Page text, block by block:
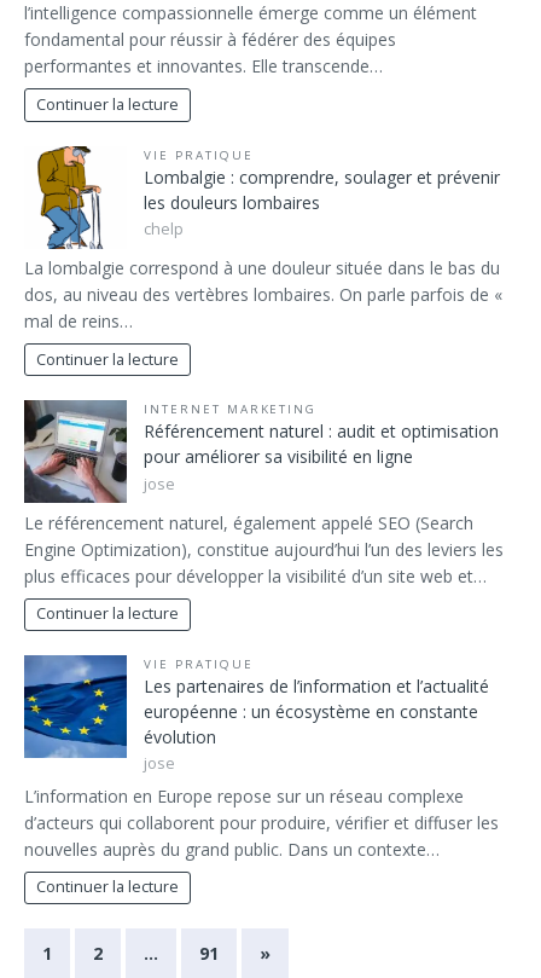
l’intelligence compassionnelle émerge comme un élément
fondamental pour réussir à fédérer des équipes
performantes et innovantes. Elle transcende…
Continuer la lecture
VIE PRATIQUE
Lombalgie : comprendre, soulager et prévenir
les douleurs lombaires
chelp
La lombalgie correspond à une douleur située dans le bas du
dos, au niveau des vertèbres lombaires. On parle parfois de «
mal de reins…
Continuer la lecture
INTERNET MARKETING
Référencement naturel : audit et optimisation
pour améliorer sa visibilité en ligne
jose
Le référencement naturel, également appelé SEO (Search
Engine Optimization), constitue aujourd’hui l’un des leviers les
plus efficaces pour développer la visibilité d’un site web et…
Continuer la lecture
VIE PRATIQUE
Les partenaires de l’information et l’actualité
européenne : un écosystème en constante
évolution
jose
L’information en Europe repose sur un réseau complexe
d’acteurs qui collaborent pour produire, vérifier et diffuser les
nouvelles auprès du grand public. Dans un contexte…
Continuer la lecture
1 2 … 91 »